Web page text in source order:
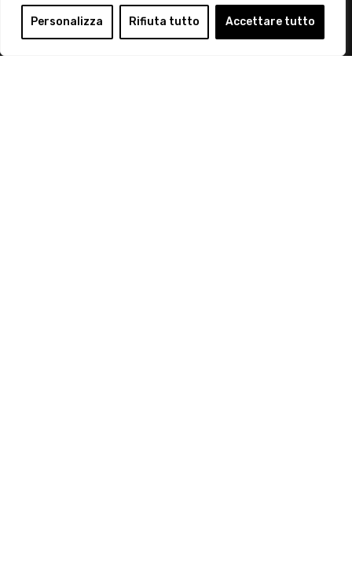
Personalizza Rifiuta tutto Accettare tutto
Login
Diventa Socio